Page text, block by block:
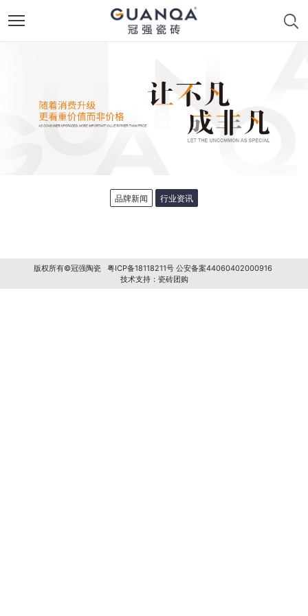
品牌新闻 行业资讯
版权所有©冠强陶瓷 粤ICP备18118211号 公安备案44060402000916
技术支持： 瓷砖团购